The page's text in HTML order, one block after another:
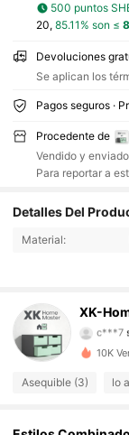
500 puntos
20, 85.11% son ≤ 8
Devoluciones
Se aplican los
Pagos seguros ·
Procedente de
Vendido y
Para reportar a
Detalles Del
Material:
XK-
4.54
c***7
4.54
4.54
10K
Asequible (3) lo